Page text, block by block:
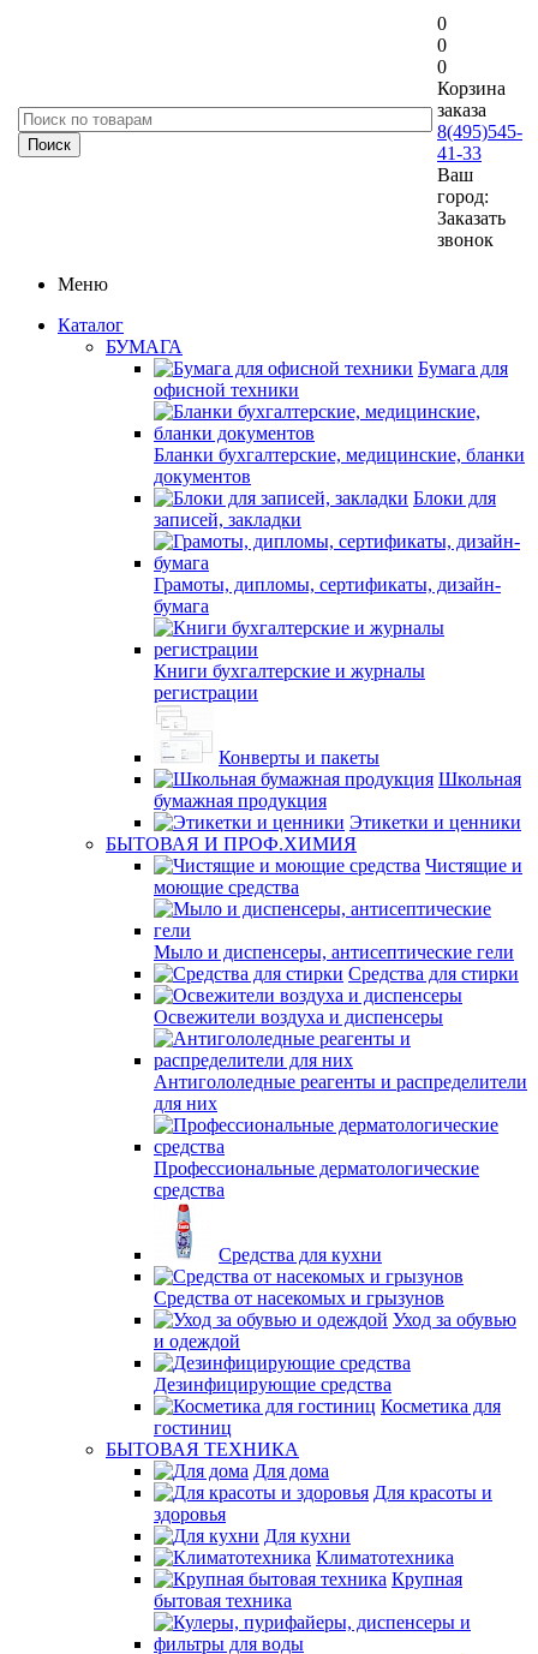
0
0
0
Корзина
заказа
8(495)545-
41-33
Ваш
город:
Заказать
звонок
Меню
Каталог
БУМАГА
Бумага для
офисной техники
Бланки бухгалтерские, медицинские, бланки
документов
Блоки для
записей, закладки
Грамоты, дипломы, сертификаты, дизайн-
бумага
Книги бухгалтерские и журналы
регистрации
Конверты и пакеты
Школьная
бумажная продукция
Этикетки и ценники
БЫТОВАЯ И ПРОФ.ХИМИЯ
Чистящие и
моющие средства
Мыло и диспенсеры, антисептические гели
Средства для стирки
Освежители воздуха и диспенсеры
Антигололедные реагенты и распределители
для них
Профессиональные дерматологические
средства
Средства для кухни
Средства от насекомых и грызунов
Уход за обувью
и одеждой
Дезинфицирующие средства
Косметика для
гостиниц
БЫТОВАЯ ТЕХНИКА
Для дома
Для красоты и
здоровья
Для кухни
Климатотехника
Крупная
бытовая техника